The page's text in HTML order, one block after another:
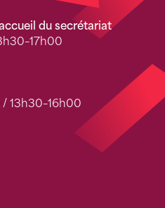
du secrétariat
13h30–16h00